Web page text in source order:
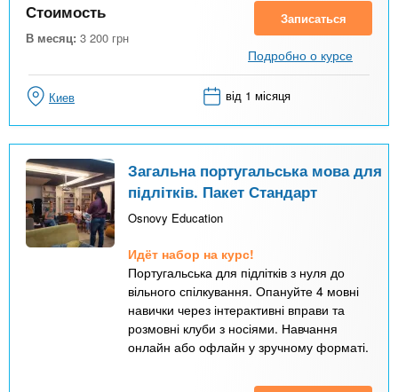
Стоимость
В месяц: 3 200 грн
Записаться
Подробно о курсе
Киев від 1 місяця
Загальна португальська мова для
підлітків. Пакет Стандарт
Osnovy Education
Идёт набор на курс!
Португальська для підлітків з нуля до
вільного спілкування. Опануйте 4 мовні
навички через інтерактивні вправи та
розмовні клуби з носіями. Навчання
онлайн або офлайн у зручному форматі.